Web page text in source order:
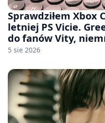
Sprawdziłem Xbox
letniej PS Vicie.
do fanów Vity,
wiele [FELIETON]
5 sie 2026